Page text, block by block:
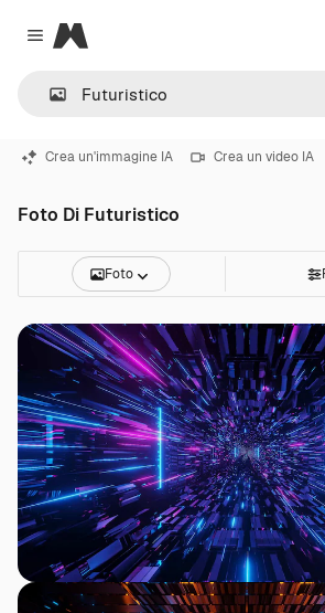
Close menu
Magnific
Crea un'immagine IA Crea un video IA
Foto Di Futuristico
Foto